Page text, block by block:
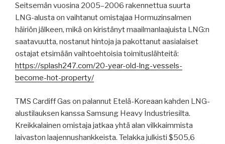
Seitsemän vuosina 2005–2006 rakennettua suurta
LNG-alusta on vaihtanut omistajaa Hormuzinsalmen
häiriön jälkeen, mikä on kiristänyt maailmanlaajuista LNG:n
saatavuutta, nostanut hintoja ja pakottanut aasialaiset
ostajat etsimään vaihtoehtoisia toimituslähteitä:
https://splash247.com/20-year-old-lng-vessels-
become-hot-property/
TMS Cardiff Gas on palannut Etelä-Koreaan kahden LNG-
alustilauksen kanssa Samsung Heavy Industriesilta.
Kreikkalainen omistaja jatkaa yhtä alan vilkkaimmista
laivaston laajennushankkeista. Telakka julkisti $505,6